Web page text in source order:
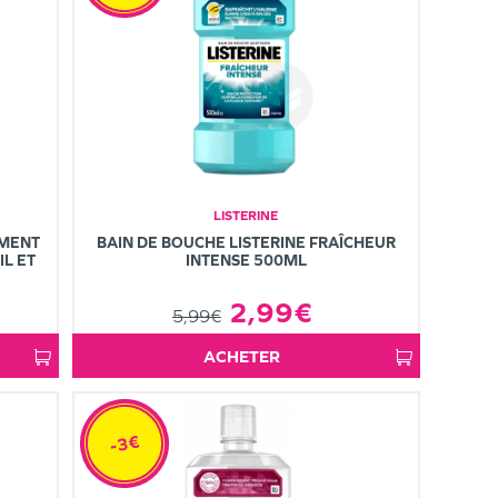
ET
LISTERINE
BAIN DE BOUCHE LISTERINE FRAÎCHEUR
INTENSE 500ML
5,99€ 2,99€
ACHETER
-3€